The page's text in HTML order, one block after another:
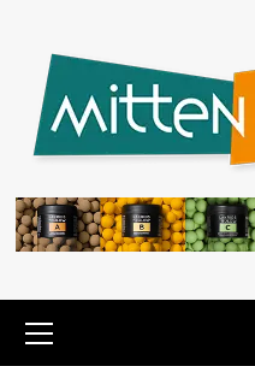
springen
Menü